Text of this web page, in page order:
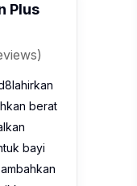
Plus
berat
bayi